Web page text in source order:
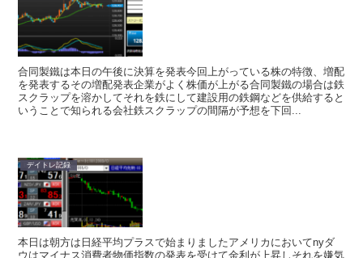
合同製鐵は本日の午後に決算を発表今回上がっている株の特徴、増配
を発表するその増配発表企業がよく株価が上がる合同製鐵の場合は鉄
スクラップを溶かしてそれを鉄にして建設用の鉄鋼などを供給すると
いうことで知られる会社鉄スクラップの間隔が予想を下回...
デイトレ記録
本日は朝方は日経平均プラスで始まりましたアメリカにおいてnyダ
ウはマイナス消費者物価指数の発表を受けて金利が上昇しそれを嫌気